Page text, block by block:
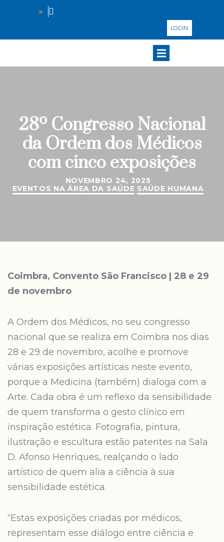
LOGIN
28º Congresso Nacional
da Ordem dos Médicos
com cinco exposições
NOVEMBRO 24, 2025
EVENTOS NA ÁREA DA SAÚDE SAÚDE HUMANA
Coimbra, Convento São Francisco | 28 e 29
de novembro
A Ordem dos Médicos, no seu congresso
nacional que se realiza em Coimbra nos dias
28 e 29 de novembro, acolhe e promove
várias exposições artísticas neste evento,
porque a Medicina (também) dialoga com a
Arte. Cada obra é um reflexo da sensibilidade
de quem transforma o gesto clínico em
inspiração estética. Fotografia, pintura,
ilustração e escultura estão patentes na Sala
D. Afonso Henriques, realçando o lado
artístico de quem alia a ciência à sua
sensibilidade estética.
“Estas exposições criadas por médicos,
representam esse diálogo entre ciência e